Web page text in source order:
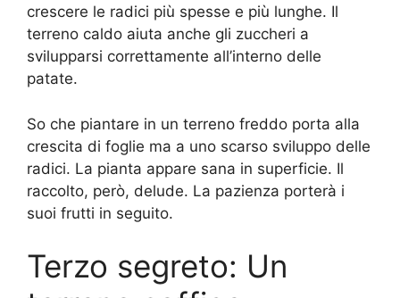
crescere le radici più spesse e più lunghe. Il
terreno caldo aiuta anche gli zuccheri a
svilupparsi correttamente all’interno delle
patate.
So che piantare in un terreno freddo porta alla
crescita di foglie ma a uno scarso sviluppo delle
radici. La pianta appare sana in superficie. Il
raccolto, però, delude. La pazienza porterà i
suoi frutti in seguito.
Terzo segreto: Un